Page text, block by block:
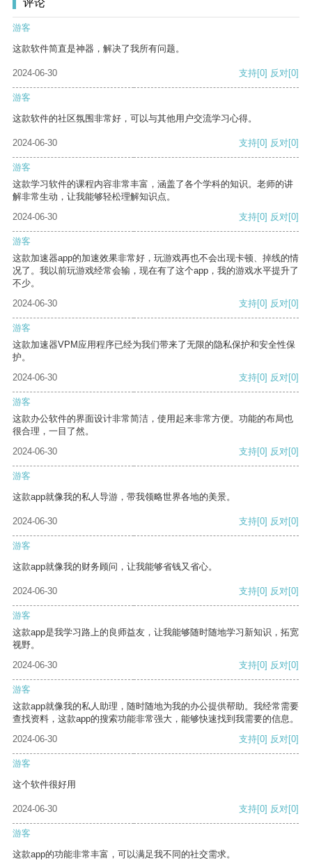
评论
游客
这款软件简直是神器，解决了我所有问题。
2024-06-30 支持[0] 反对[0]
游客
这款软件的社区氛围非常好，可以与其他用户交流学习心得。
2024-06-30 支持[0] 反对[0]
游客
这款学习软件的课程内容非常丰富，涵盖了各个学科的知识。老师的讲
解非常生动，让我能够轻松理解知识点。
2024-06-30
支持[0] 反对[0]
游客
这款加速器app的加速效果非常好，玩游戏再也不会出现卡顿、掉线的情
况了。我以前玩游戏经常会输，现在有了这个app，我的游戏水平提升了
不少。
2024-06-30
支持[0] 反对[0]
游客
这款加速器VPM应用程序已经为我们带来了无限的隐私保护和安全性保
护。
2024-06-30
支持[0] 反对[0]
游客
这款办公软件的界面设计非常简洁，使用起来非常方便。功能的布局也
很合理，一目了然。
2024-06-30
支持[0] 反对[0]
游客
这款app就像我的私人导游，带我领略世界各地的美景。
2024-06-30 支持[0] 反对[0]
游客
这款app就像我的财务顾问，让我能够省钱又省心。
2024-06-30 支持[0] 反对[0]
游客
这款app是我学习路上的良师益友，让我能够随时随地学习新知识，拓宽
视野。
2024-06-30
支持[0] 反对[0]
游客
这款app就像我的私人助理，随时随地为我的办公提供帮助。我经常需要
查找资料，这款app的搜索功能非常强大，能够快速找到我需要的信息。
2024-06-30
支持[0] 反对[0]
游客
这个软件很好用
2024-06-30 支持[0] 反对[0]
游客
这款app的功能非常丰富，可以满足我不同的社交需求。